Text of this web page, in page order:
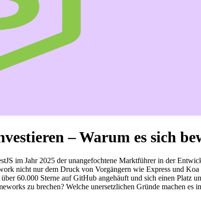
– Warum es sich
im Jahr 2025 der unangefochtene Marktführer in der
nicht nur dem Druck von Vorgängern wie Express und Koa
60.000 Sterne auf GitHub angehäuft und sich einen Platz
zu brechen? Welche unersetzlichen Gründe machen es